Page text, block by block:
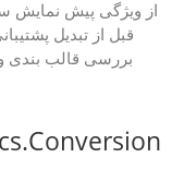
قبل از تبدیل
بررسی قالب بندی و